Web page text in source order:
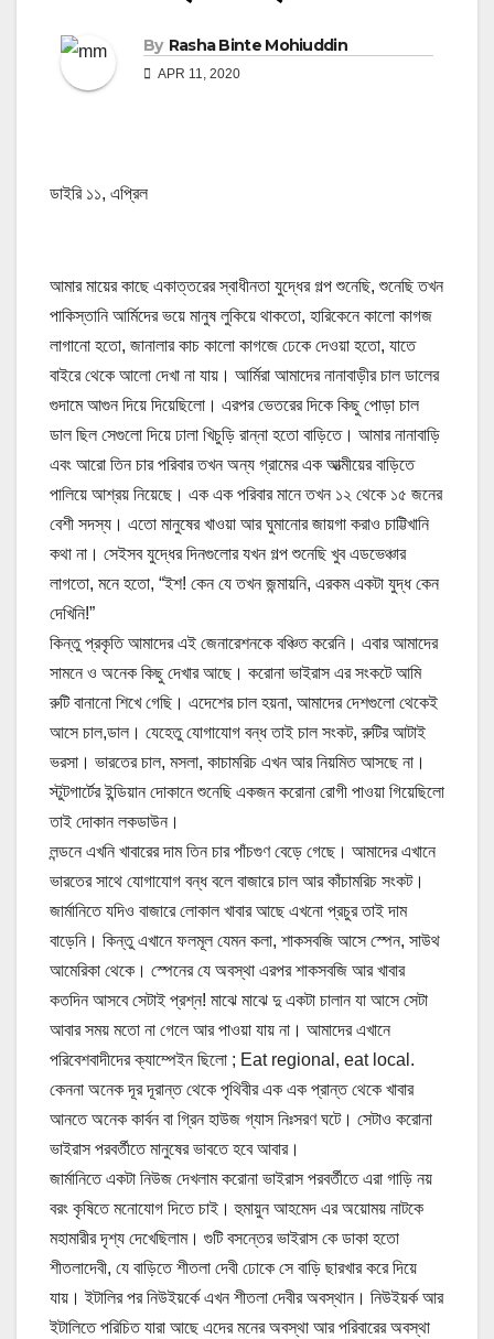
By Rasha Binte Mohiuddin
APR 11, 2020
ডাইরি ১১, এপ্রিল
আমার মায়ের কাছে একাত্তরের স্বাধীনতা যুদ্ধের গল্প শুনেছি, শুনেছি তখন
পাকিস্তানি আর্মিদের ভয়ে মানুষ লুকিয়ে থাকতো, হারিকেনে কালো কাগজ
লাগানো হতো, জানালার কাচ কালো কাগজে ঢেকে দেওয়া হতো, যাতে
বাইরে থেকে আলো দেখা না যায়। আর্মিরা আমাদের নানাবাড়ীর চাল ডালের
গুদামে আগুন দিয়ে দিয়েছিলো। এরপর ভেতরের দিকে কিছু পোড়া চাল
ডাল ছিল সেগুলো দিয়ে ঢালা খিচুড়ি রান্না হতো বাড়িতে। আমার নানাবাড়ি
এবং আরো তিন চার পরিবার তখন অন্য গ্রামের এক আত্মীয়ের বাড়িতে
পালিয়ে আশ্রয় নিয়েছে। এক এক পরিবার মানে তখন ১২ থেকে ১৫ জনের
বেশী সদস্য। এতো মানুষের খাওয়া আর ঘুমানোর জায়গা করাও চাট্টিখানি
কথা না। সেইসব যুদ্ধের দিনগুলোর যখন গল্প শুনেছি খুব এডভেঞ্চার
লাগতো, মনে হতো, “ইশ! কেন যে তখন জন্মায়নি, এরকম একটা যুদ্ধ কেন
দেখিনি!”
কিন্তু প্রকৃতি আমাদের এই জেনারেশনকে বঞ্চিত করেনি। এবার আমাদের
সামনে ও অনেক কিছু দেখার আছে। করোনা ভাইরাস এর সংকটে আমি
রুটি বানানো শিখে গেছি। এদেশের চাল হয়না, আমাদের দেশগুলো থেকেই
আসে চাল,ডাল। যেহেতু যোগাযোগ বন্ধ তাই চাল সংকট, রুটির আটাই
ভরসা। ভারতের চাল, মসলা, কাচামরিচ এখন আর নিয়মিত আসছে না।
স্টুটগার্টের ইন্ডিয়ান দোকানে শুনেছি একজন করোনা রোগী পাওয়া গিয়েছিলো
তাই দোকান লকডাউন।
লন্ডনে এখনি খাবারের দাম তিন চার পাঁচগুণ বেড়ে গেছে। আমাদের এখানে
ভারতের সাথে যোগাযোগ বন্ধ বলে বাজারে চাল আর কাঁচামরিচ সংকট।
জার্মানিতে যদিও বাজারে লোকাল খাবার আছে এখনো প্রচুর তাই দাম
বাড়েনি। কিন্তু এখানে ফলমূল যেমন কলা, শাকসবজি আসে স্পেন, সাউথ
আমেরিকা থেকে। স্পেনের যে অবস্থা এরপর শাকসবজি আর খাবার
কতদিন আসবে সেটাই প্রশ্ন! মাঝে মাঝে দু একটা চালান যা আসে সেটা
আবার সময় মতো না গেলে আর পাওয়া যায় না। আমাদের এখানে
পরিবেশবাদীদের ক্যাম্পেইন ছিলো ; Eat regional, eat local.
কেননা অনেক দূর দূরান্ত থেকে পৃথিবীর এক এক প্রান্ত থেকে খাবার
আনতে অনেক কার্বন বা গ্রিন হাউজ গ্যাস নিঃসরণ ঘটে। সেটাও করোনা
ভাইরাস পরবর্তীতে মানুষের ভাবতে হবে আবার।
জার্মানিতে একটা নিউজ দেখলাম করোনা ভাইরাস পরবর্তীতে এরা গাড়ি নয়
বরং কৃষিতে মনোযোগ দিতে চাই। হুমায়ুন আহমেদ এর অয়োময় নাটকে
মহামারীর দৃশ্য দেখেছিলাম। গুটি বসন্তের ভাইরাস কে ডাকা হতো
শীতলাদেবী, যে বাড়িতে শীতলা দেবী ঢোকে সে বাড়ি ছারখার করে দিয়ে
যায়। ইটালির পর নিউইয়র্কে এখন শীতলা দেবীর অবস্থান। নিউইয়র্ক আর
ইটালিতে পরিচিত যারা আছে এদের মনের অবস্থা আর পরিবারের অবস্থা